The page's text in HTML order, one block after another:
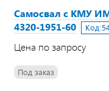
Самосвал с КМУ
4320-1951-60
Код:
Цена по запросу
Под заказ